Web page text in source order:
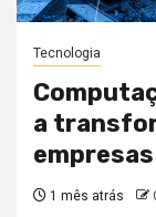
Tecnologia
a
1 mês atrás